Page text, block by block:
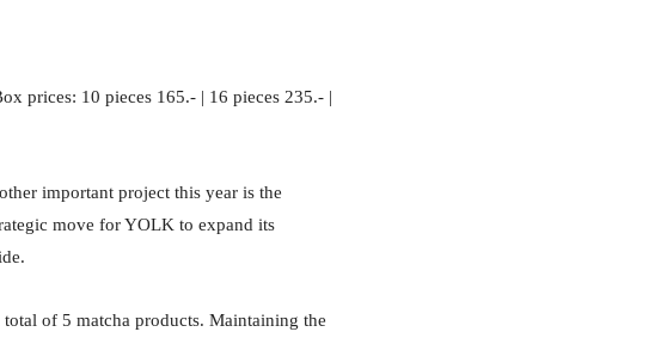
prices: 10 pieces 165.- | 16 pieces 235.- |
important project this year is the
move for YOLK to expand its
of 5 matcha products. Maintaining the